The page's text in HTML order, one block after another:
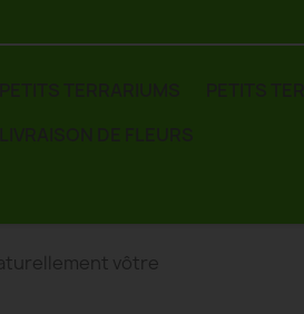
vôtre